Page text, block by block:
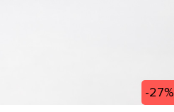
-27%